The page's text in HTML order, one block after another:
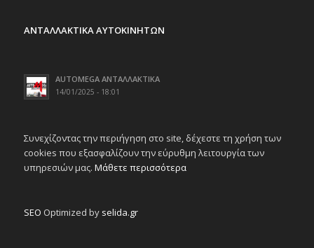
ΑΝΤΑΛΛΑΚΤΙΚΑ ΑΥΤΟΚΙΝΗΤΩΝ
AUTOMEGA ΑΝΤΑΛΛΑΚΤΙΚΑ
14/01/2025 - 18:01
Συνεχίζοντας την περιήγηση στο site, δέχεστε τη χρήση των
cookies που εξασφαλίζουν την εύρυθμη λειτουργία των
υπηρεσιών μας. Μάθετε περισσότερα
SEO Optimized by selida.gr